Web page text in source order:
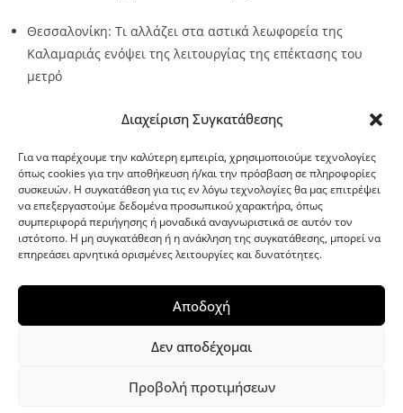
Διαχείριση Συγκατάθεσης
Για να παρέχουμε την καλύτερη εμπειρία, χρησιμοποιούμε τεχνολογίες
όπως cookies για την αποθήκευση ή/και την πρόσβαση σε πληροφορίες
συσκευών. Η συγκατάθεση για τις εν λόγω τεχνολογίες θα μας επιτρέψει
να επεξεργαστούμε δεδομένα προσωπικού χαρακτήρα, όπως
συμπεριφορά περιήγησης ή μοναδικά αναγνωριστικά σε αυτόν τον
ιστότοπο. Η μη συγκατάθεση ή η ανάκληση της συγκατάθεσης, μπορεί να
επηρεάσει αρνητικά ορισμένες λειτουργίες και δυνατότητες.
Αποδοχή
Δεν αποδέχομαι
Προβολή προτιμήσεων
Θεσσαλονίκη: Τι αλλάζει στα αστικά λεωφορεία της
Καλαμαριάς ενόψει της λειτουργίας της επέκτασης του
μετρό
G-point.gr